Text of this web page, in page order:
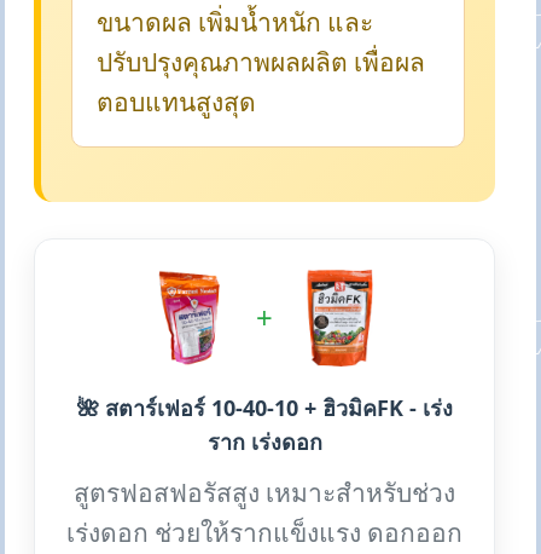
ขนาดผล เพิ่มน้ำหนัก และ
ปรับปรุงคุณภาพผลผลิต เพื่อผล
ตอบแทนสูงสุด
+
🌺 สตาร์เฟอร์ 10-40-10 + ฮิวมิคFK - เร่ง
ราก เร่งดอก
สูตรฟอสฟอรัสสูง เหมาะสำหรับช่วง
เร่งดอก ช่วยให้รากแข็งแรง ดอกออก